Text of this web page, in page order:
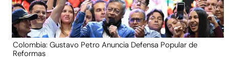
Colombia: Gustavo Petro Anuncia Defensa Popular de
Reformas